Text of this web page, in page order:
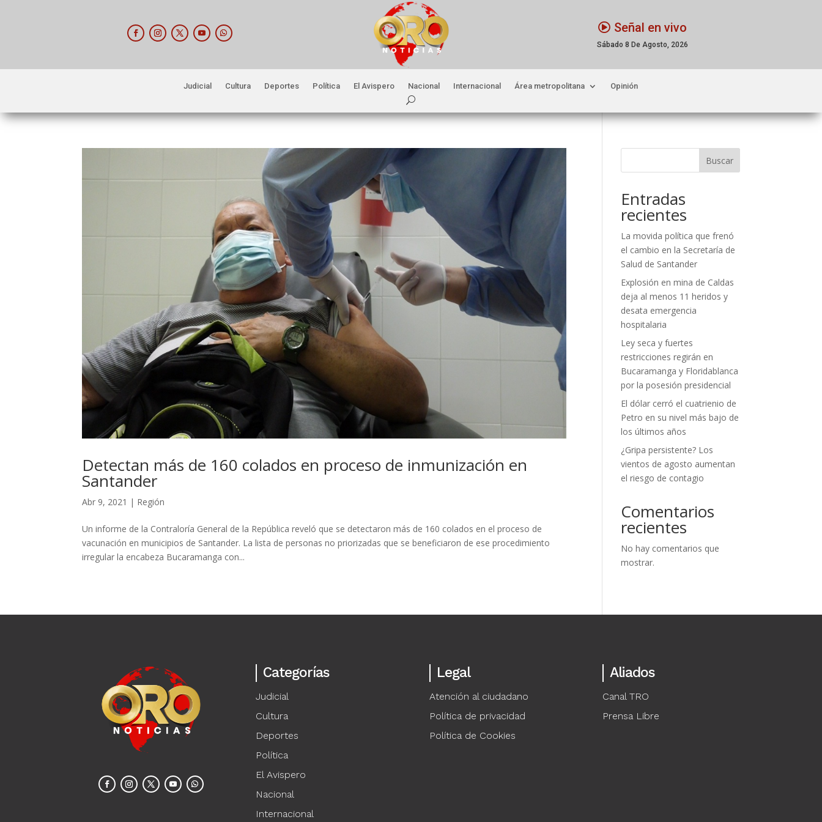
Señal en vivo
Sábado 8 De Agosto, 2026
Judicial Cultura Deportes Política El Avispero Nacional Internacional Área metropolitana Opinión
Detectan más de 160 colados en proceso de inmunización en
Santander
Abr 9, 2021 | Región
Un informe de la Contraloría General de la República reveló que se detectaron más de 160 colados en el proceso de
vacunación en municipios de Santander. La lista de personas no priorizadas que se beneficiaron de ese procedimiento
irregular la encabeza Bucaramanga con...
Buscar
Entradas
recientes
La movida política que frenó
el cambio en la Secretaría de
Salud de Santander
Explosión en mina de Caldas
deja al menos 11 heridos y
desata emergencia
hospitalaria
Ley seca y fuertes
restricciones regirán en
Bucaramanga y Floridablanca
por la posesión presidencial
El dólar cerró el cuatrienio de
Petro en su nivel más bajo de
los últimos años
¿Gripa persistente? Los
vientos de agosto aumentan
el riesgo de contagio
Comentarios
recientes
No hay comentarios que
mostrar.
Categorías
Judicial
Cultura
Deportes
Política
El Avispero
Nacional
Internacional
Legal
Atención al ciudadano
Política de privacidad
Política de Cookies
Aliados
Canal TRO
Prensa Libre